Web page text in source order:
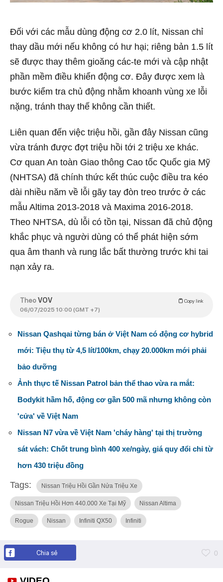
Đối với các mẫu dùng động cơ 2.0 lít, Nissan chỉ
thay dầu mới nếu không có hư hại; riêng bản 1.5 lít
sẽ được thay thêm gioăng các-te mới và cập nhật
phần mềm điều khiển động cơ. Đây được xem là
bước kiểm tra chủ động nhằm khoanh vùng xe lỗi
nặng, tránh thay thế không cần thiết.
Liên quan đến việc triệu hồi, gần đây Nissan cũng
vừa tránh được đợt triệu hồi tới 2 triệu xe khác.
Cơ quan An toàn Giao thông Cao tốc Quốc gia Mỹ
(NHTSA) đã chính thức kết thúc cuộc điều tra kéo
dài nhiều năm về lỗi gãy tay đòn treo trước ở các
mẫu Altima 2013-2018 và Maxima 2016-2018.
Theo NHTSA, dù lỗi có tồn tại, Nissan đã chủ động
khắc phục và người dùng có thể phát hiện sớm
qua âm thanh và rung lắc bất thường trước khi tai
nạn xảy ra.
TheoVOV Copy link
06/07/2025 10:00 (GMT +7)
Nissan Qashqai từng bán ở Việt Nam có động cơ hybrid
mới: Tiệu thụ từ 4,5 lít/100km, chạy 20.000km mới phải
bảo dưỡng
Ảnh thực tế Nissan Patrol bản thể thao vừa ra mắt:
Bodykit hầm hố, động cơ gần 500 mã nhưng không còn
'cửa' về Việt Nam
Nissan N7 vừa về Việt Nam 'cháy hàng' tại thị trường
sát vách: Chốt trung bình 400 xe/ngày, giá quy đổi chỉ từ
hơn 430 triệu đồng
Tags: Nissan Triệu Hồi Gần Nửa Triệu Xe
Nissan Triệu Hồi Hơn 440.000 Xe Tại Mỹ Nissan Altima
Rogue Nissan Infiniti QX50 Infiniti
Chia sẻ 0